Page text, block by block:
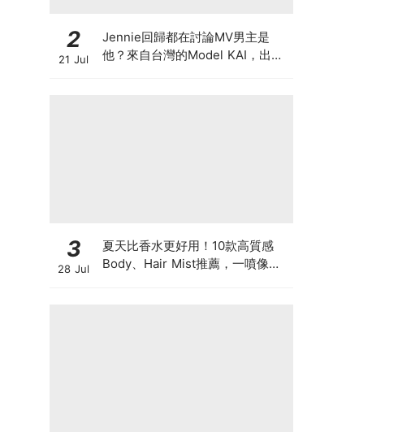
2
21 Jul
Jennie回歸都在討論MV男主是
他？來自台灣的Model KAI，出演
3
28 Jul
夏天比香水更好用！10款高質感
Body、Hair Mist推薦，一噴像剛